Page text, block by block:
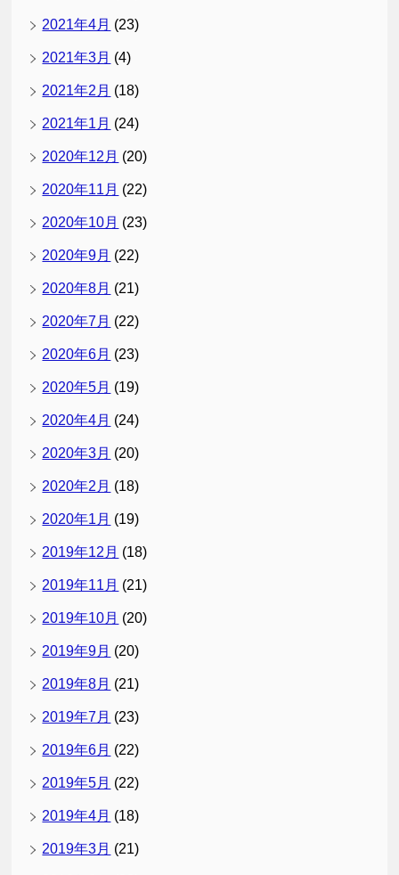
2021年4月 (23)
2021年3月 (4)
2021年2月 (18)
2021年1月 (24)
2020年12月 (20)
2020年11月 (22)
2020年10月 (23)
2020年9月 (22)
2020年8月 (21)
2020年7月 (22)
2020年6月 (23)
2020年5月 (19)
2020年4月 (24)
2020年3月 (20)
2020年2月 (18)
2020年1月 (19)
2019年12月 (18)
2019年11月 (21)
2019年10月 (20)
2019年9月 (20)
2019年8月 (21)
2019年7月 (23)
2019年6月 (22)
2019年5月 (22)
2019年4月 (18)
2019年3月 (21)